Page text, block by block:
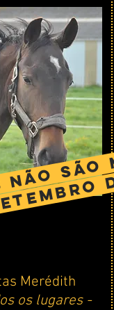
Merédith
os lugares -